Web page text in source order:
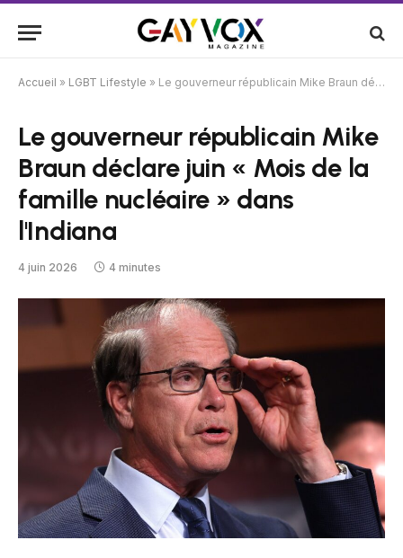
Accueil » LGBT Lifestyle » Le gouverneur républicain Mike Braun déclare juin « Mois de la famille nucléaire » dans l'Indiana
Le gouverneur républicain Mike
Braun déclare juin « Mois de la
famille nucléaire » dans
l'Indiana
4 juin 2026 4 minutes